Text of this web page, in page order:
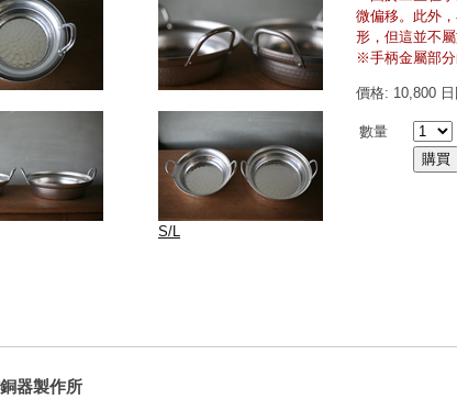
S/L
微偏移。此外
形，但這並不
※手柄金屬部分
價格: 10,800 日
數量
器製作所